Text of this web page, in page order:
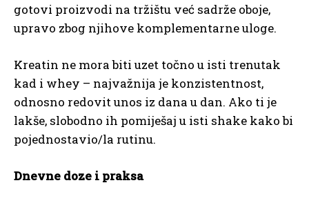
gotovi proizvodi na tržištu već sadrže oboje,
upravo zbog njihove komplementarne uloge.
Kreatin ne mora biti uzet točno u isti trenutak
kad i whey – najvažnija je konzistentnost,
odnosno redovit unos iz dana u dan. Ako ti je
lakše, slobodno ih pomiješaj u isti shake kako bi
pojednostavio/la rutinu.
Dnevne doze i praksa